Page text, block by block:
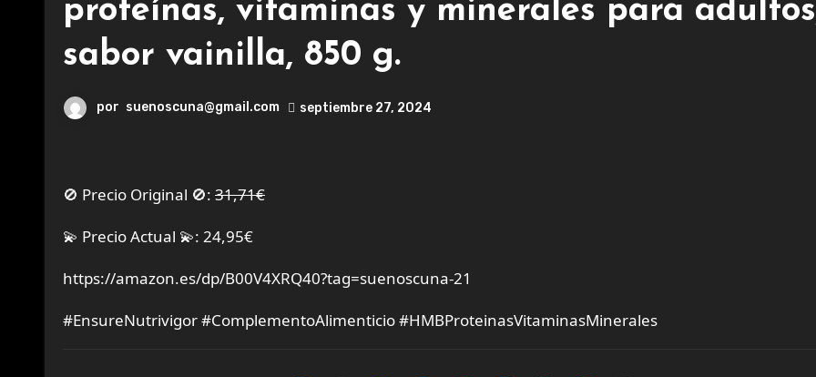
proteínas, vitaminas y minerales para
sabor vainilla, 850 g.
por suenoscuna@gmail.com septiembre 27, 2024
🚫 Precio Original 🚫: 31,71€
💫 Precio Actual 💫: 24,95€
https://amazon.es/dp/B00V4XRQ40?tag=suenoscuna-21
#EnsureNutrivigor #ComplementoAlimenticio #HMBProteinasVitaminasMinerales